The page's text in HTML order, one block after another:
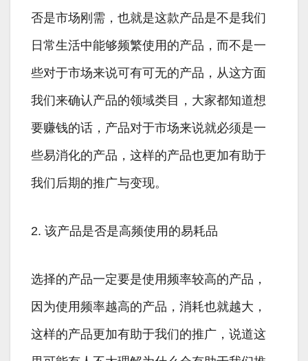
否是市场刚需，也就是这款产品是不是我们
日常生活中能够频繁使用的产品，而不是一
些对于市场来说可有可无的产品，从这方面
我们来确认产品的领域类目，大家都知道想
要赚钱的话，产品对于市场来说就必须是一
些易消化的产品，这样的产品也更加有助于
我们后期的推广与变现。
2. 该产品是否是高频使用的易耗品
选择的产品一定要是使用频率较高的产品，
因为使用频率越高的产品，消耗也就越大，
这样的产品更加有助于我们的推广，说道这